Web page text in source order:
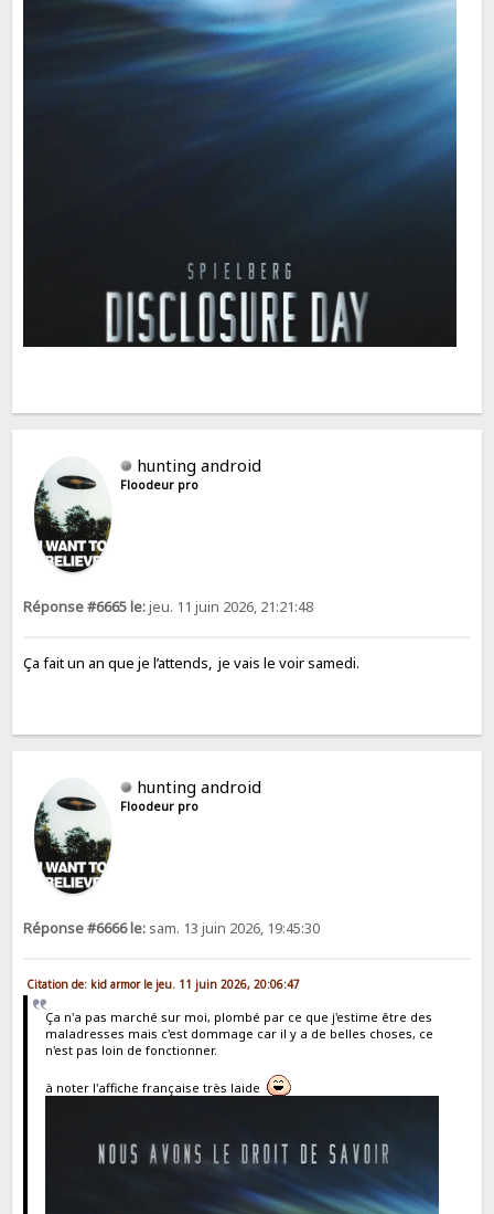
hunting android
Floodeur pro
Réponse #6665 le:jeu. 11 juin 2026, 21:21:48
Ça fait un an que je l’attends, je vais le voir samedi.
hunting android
Floodeur pro
Réponse #6666 le: sam. 13 juin 2026, 19:45:30
Citation de: kid armor le jeu. 11 juin 2026, 20:06:47
Ça n'a pas marché sur moi, plombé par ce que j'estime être des
maladresses mais c'est dommage car il y a de belles choses, ce
n'est pas loin de fonctionner.
à noter l'affiche française très laide